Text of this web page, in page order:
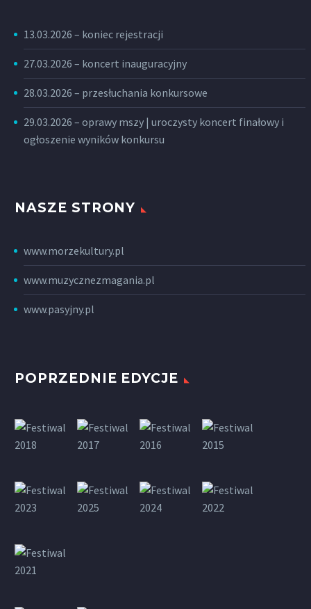
13.03.2026 – koniec rejestracji
27.03.2026 – koncert inauguracyjny
28.03.2026 – przesłuchania konkursowe
29.03.2026 – oprawy mszy | uroczysty koncert finałowy i
ogłoszenie wyników konkursu
NASZE STRONY
www.morzekultury.pl
www.muzycznezmagania.pl
www.pasyjny.pl
POPRZEDNIE EDYCJE